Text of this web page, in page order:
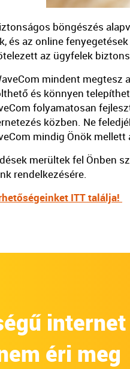
böngészés
és az online
az ügyfelek
mindent megtesz
és könnyen
folyamatosan
közben. Ne
mindig Önök
merültek fel Önben
rendelkezésére.
ITT találja!
éri meg